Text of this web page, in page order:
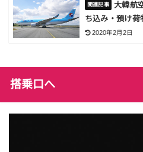
大韓航
ち込み・預け荷
2020年2月2日
搭乗口へ